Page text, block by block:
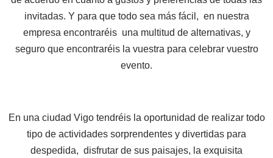
invitadas. Y para que todo sea más fácil, en nuestra
empresa encontraréis una multitud de alternativas, y
seguro que encontraréis la vuestra para celebrar vuestro
evento.
En una ciudad Vigo tendréis la oportunidad de realizar todo
tipo de actividades sorprendentes y divertidas para
despedida, disfrutar de sus paisajes, la exquisita